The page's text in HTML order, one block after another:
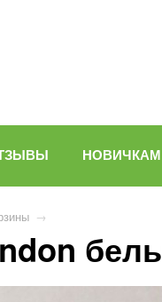
НОВИЧКАМ
→